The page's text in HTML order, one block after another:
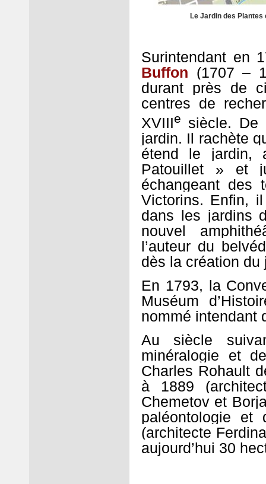
Le Jardin des Plantes
Surintendant en
Buffon (1707 –
durant près de
centres de
XVIIIe
siècle. De
jardin. Il rachète
étend le
Patouillet » et
échangeant des
Victorins. Enfin,
dans les jardins
nouvel
l’auteur du
dès la création
En 1793, la
Muséum
nommé intendant
Au siècle
minéralogie et
Charles Rohault
à 1889
Chemetov et
paléontologie et
(architecte
aujourd’hui 30